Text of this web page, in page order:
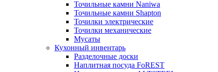
Точильные камни Naniwa
Точильные камни Shapton
Точилки электрические
Точилки механические
Мусаты
Кухонный инвентарь
Разделочные доски
Наплитная посуда FoREST